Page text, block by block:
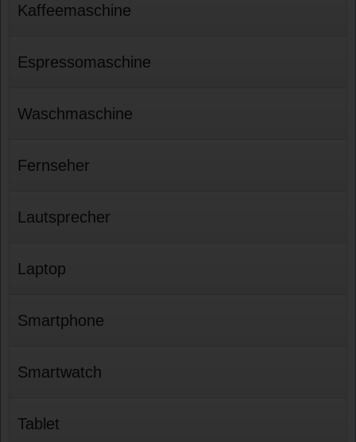
Kaffeemaschine
Espressomaschine
Waschmaschine
Fernseher
Lautsprecher
Laptop
Smartphone
Smartwatch
Tablet